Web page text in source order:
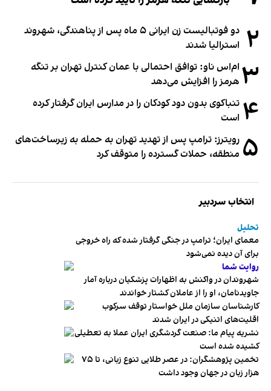
۲
دو فوتبالیست زن ایرانی ۵ ماه پس از پناهندگی، شهروند
استرالیا شدند
۳ ام‌اس ناو: توافق احتمالی با عمان کنترل تهران بر تنگه
هرمز را افزایش می‌دهد
۴ تنباکوی بدون دود کودکان را در مدارس ایران گرفتار کرده
است
۵ رویترز: ترامپ پس از تهدید تهران به حمله به زیرساخت‌های
منطقه، حملات گسترده را متوقف کرد
انتخاب سردبیر
تحلیل
معمای ایران؛ ترامپ در جنگی گرفتار شده که راه خروجی
برای آن دیده نمی‌شود
روایت شما
شهروندان در واکنش به اظهارات پزشکیان درباره آمار
جاویدنامان، او را از عاملان کشتار خواندند
کارشناسان سازمان ملل خواستار توقف سرکوب
اقلیت‌های اتنیکی در ایران شدند
نشریه پیام ما: صنعت گردشگری ایران عملا به تعطیلی
کشیده شده است
تخمین پژوهشگران: در عصر طلایی تنوع زبانی، تا ۷۵
هزار زبان در جهان وجود داشت